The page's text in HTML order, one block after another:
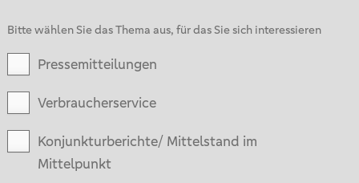
Bitte wählen Sie das Thema aus, für das Sie sich interessieren
Pressemitteilungen
Verbraucherservice
Konjunkturberichte/ Mittelstand im
Mittelpunkt